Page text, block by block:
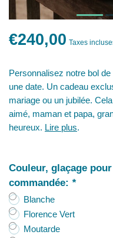
€240,00 Taxes
Personnalisez notre bol
une date. Un cadeau
mariage ou un jubilée.
aimé, maman et papa,
heureux. Lire plus.
Couleur, glaçage
commandée: *
Blanche
Florence Vert
Moutarde